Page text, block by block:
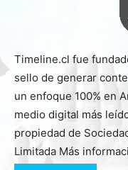
Timeline.cl fue
sello de generar
un enfoque 100% en
medio digital más
propiedad de
Limitada Más